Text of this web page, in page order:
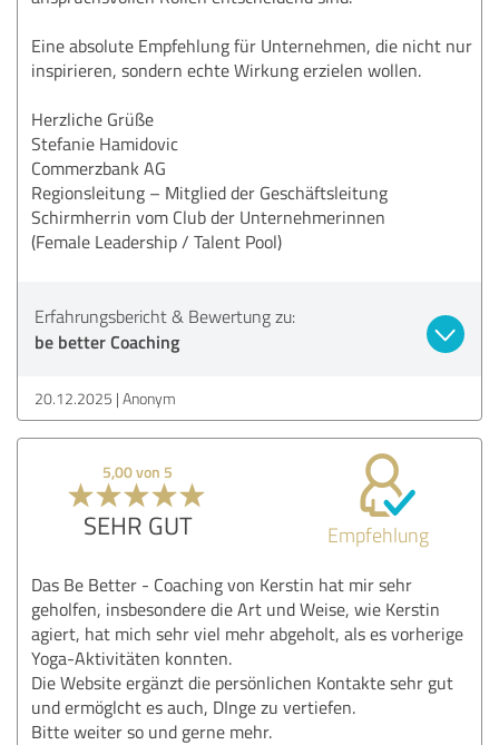
Eine absolute Empfehlung für Unternehmen, die nicht nur
inspirieren, sondern echte Wirkung erzielen wollen.
Herzliche Grüße
Stefanie Hamidovic
Commerzbank AG
Regionsleitung – Mitglied der Geschäftsleitung
Schirmherrin vom Club der Unternehmerinnen
(Female Leadership / Talent Pool)
Erfahrungsbericht & Bewertung zu:
be better Coaching
20.12.2025 Anonym
5,00 von 5
SEHR GUT Empfehlung
Das Be Better - Coaching von Kerstin hat mir sehr
geholfen, insbesondere die Art und Weise, wie Kerstin
agiert, hat mich sehr viel mehr abgeholt, als es vorherige
Yoga-Aktivitäten konnten.
Die Website ergänzt die persönlichen Kontakte sehr gut
und ermöglcht es auch, DInge zu vertiefen.
Bitte weiter so und gerne mehr.